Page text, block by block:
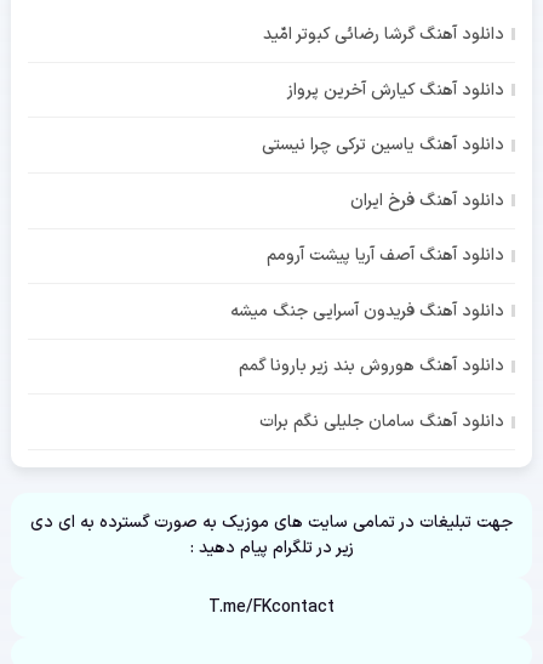
دانلود آهنگ گرشا رضائی کبوتر امّید
دانلود آهنگ کیارش آخرین پرواز
دانلود آهنگ یاسین ترکی چرا نیستی
دانلود آهنگ فرخ ایران
دانلود آهنگ آصف آریا پیشت آرومم
دانلود آهنگ فریدون آسرایی جنگ میشه
دانلود آهنگ هوروش بند زیر بارونا گمم
دانلود آهنگ سامان جلیلی نگم برات
جهت تبلیغات در تمامی سایت های موزیک به صورت گسترده به ای دی
زیر در تلگرام پیام دهید :
T.me/FKcontact